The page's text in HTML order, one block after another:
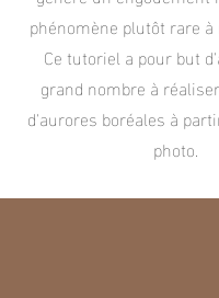
phénomène plutôt rare
Ce tutoriel a pour but
grand nombre à
d'aurores boréales à
photo.